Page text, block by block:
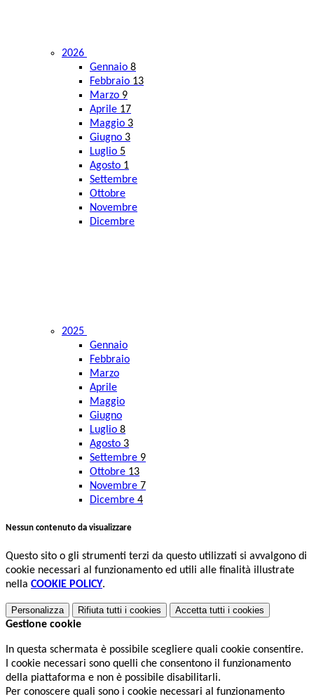
2026
Gennaio 8
Febbraio 13
Marzo 9
Aprile 17
Maggio 3
Giugno 3
Luglio 5
Agosto 1
Settembre
Ottobre
Novembre
Dicembre
2025
Gennaio
Febbraio
Marzo
Aprile
Maggio
Giugno
Luglio 8
Agosto 3
Settembre 9
Ottobre 13
Novembre 7
Dicembre 4
Nessun contenuto da visualizzare
Questo sito o gli strumenti terzi da questo utilizzati si avvalgono di
cookie necessari al funzionamento ed utili alle finalità illustrate
nella COOKIE POLICY.
Personalizza Rifiuta tutti i cookies Accetta tutti i cookies
Gestione cookie
In questa schermata è possibile scegliere quali cookie consentire.
I cookie necessari sono quelli che consentono il funzionamento
della piattaforma e non è possibile disabilitarli.
Per conoscere quali sono i cookie necessari al funzionamento